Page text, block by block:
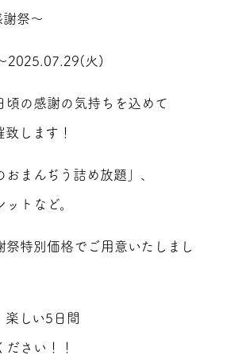
祭～
2025.07.29(火)
頃の感謝の気持ちを込めて
します！
まんぢう詰め放題」、
トなど。
祭特別価格でご用意いたしまし
楽しい5日間
さい！！